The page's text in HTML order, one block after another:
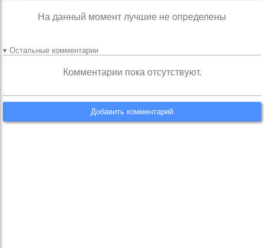
На данный момент лучшие не определены
▾ Остальные комментарии
Комментарии пока отсутствуют.
Добавить комментарий